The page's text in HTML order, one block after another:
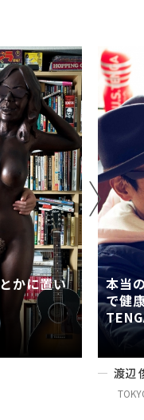
かに置い
本当
で健
渡辺